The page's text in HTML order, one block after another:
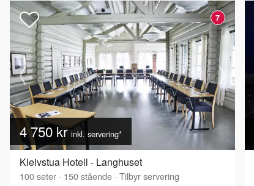
7
4 750 krinkl. servering*
Kleivstua Hotell - Langhuset
100seter · 150stående · Tilbyr servering